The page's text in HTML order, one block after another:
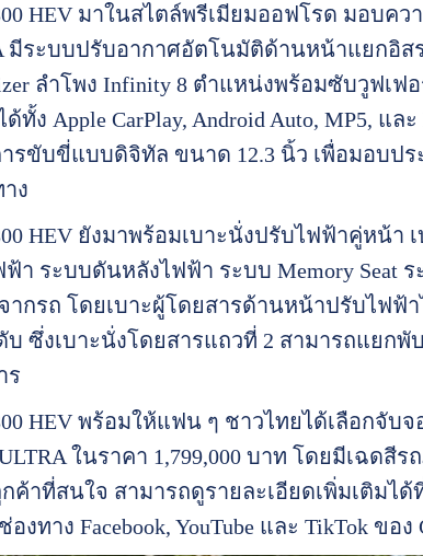
HEV มาในสไตล์พรีเมียมออฟโรด มอบค
มีระบบปรับอากาศอัตโนมัติด้านหน้าแยกอิ
ลำโพง Infinity 8 ตำแหน่งพร้อมซับวูฟเ
ทั้ง Apple CarPlay, Android Auto, MP5, แ
รขับขี่แบบดิจิทัล ขนาด 12.3 นิ้ว เพื่อมอบปร
ง
HEV ยังมาพร้อมเบาะนั่งปรับไฟฟ้าคู่หน้
า ระบบดันหลังไฟฟ้า ระบบ Memory Seat ร
กรถ โดยเบาะผู้โดยสารด้านหน้าปรับไฟฟ้า
ซึ่งเบาะนั่งโดยสารแถวที่ 2 สามารถแยกพั
ร
HEV พร้อมให้แฟน ๆ ชาวไทยได้เลือกจับ
ในราคา 1,799,000 บาท โดยมีเฉด
ค้าที่สนใจ สามารถดูรายละเอียดเพิ่มเติมได้
องทาง Facebook, YouTube และ TikTok ขอ